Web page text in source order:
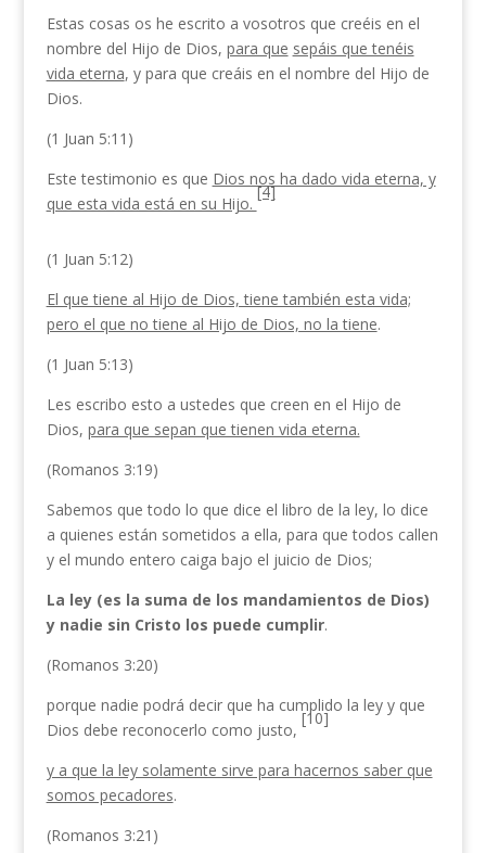
Estas cosas os he escrito a vosotros que creéis en el
nombre del Hijo de Dios, para que sepáis que tenéis
vida eterna, y para que creáis en el nombre del Hijo de
Dios.
(1 Juan 5:11)
Este testimonio es que Dios nos ha dado vida eterna, y
que esta vida está en su Hijo.
[4]
(1 Juan 5:12)
El que tiene al Hijo de Dios, tiene también esta vida;
pero el que no tiene al Hijo de Dios, no la tiene.
(1 Juan 5:13)
Les escribo esto a ustedes que creen en el Hijo de
Dios, para que sepan que tienen vida eterna.
(Romanos 3:19)
Sabemos que todo lo que dice el libro de la ley, lo dice
a quienes están sometidos a ella, para que todos callen
y el mundo entero caiga bajo el juicio de Dios;
La ley (es la suma de los mandamientos de Dios)
y nadie sin Cristo los puede cumplir.
(Romanos 3:20)
porque nadie podrá decir que ha cumplido la ley y que
Dios debe reconocerlo como justo,
[10]
y a que la ley solamente sirve para hacernos saber que
somos pecadores.
(Romanos 3:21)